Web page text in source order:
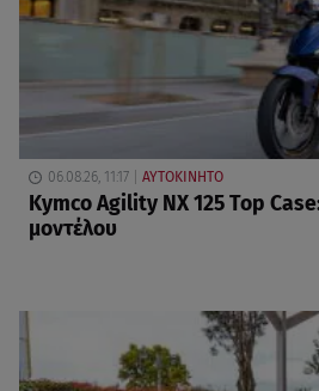
06.08.26, 11:17 ΑΥΤΟΚΙΝΗΤΟ
Kymco Agility NX 125 Τοp
μοντέλου